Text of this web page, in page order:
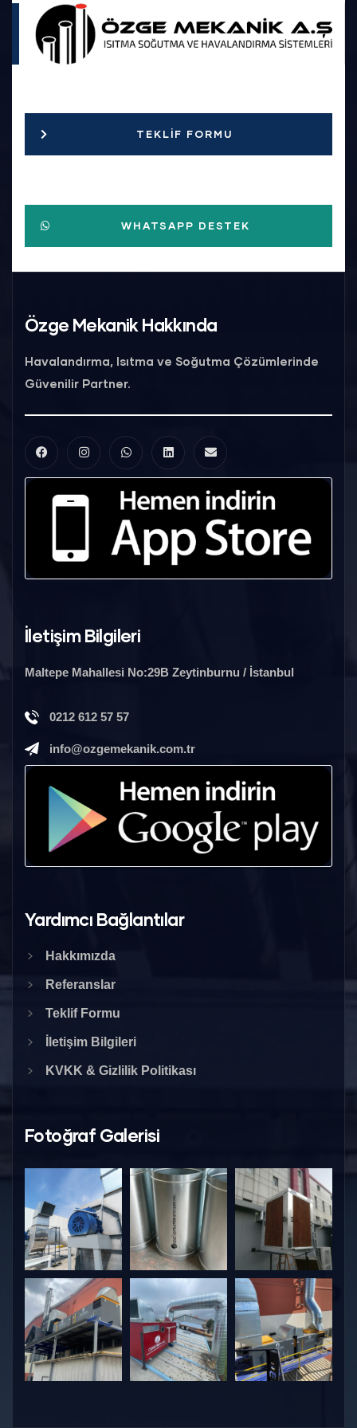
TEKLIF FORMU
WHATSAPP DESTEK
Özge Mekanik Hakkında
Havalandırma, Isıtma ve Soğutma Çözümlerinde
Güvenilir Partner.
İletişim Bilgileri
Maltepe Mahallesi No:29B Zeytinburnu / İstanbul
0212 612 57 57
info@ozgemekanik.com.tr
Yardımcı Bağlantılar
Hakkımızda
Referanslar
Teklif Formu
İletişim Bilgileri
KVKK & Gizlilik Politikası
Fotoğraf Galerisi